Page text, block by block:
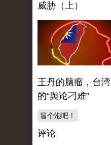
威胁（上）
王丹的脑瘤，台湾
的“舆论刁难”
冒个泡吧！
评论